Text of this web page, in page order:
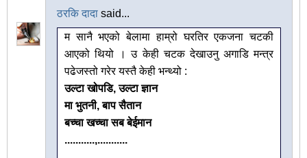
ठरकि दादा said...
म सानै भएको बेलामा हाम्रो घरतिर एकजना चटकी
आएको थियो । उ केही चटक देखाउनु अगाडि मन्त्र
पढेजस्तो गरेर यस्तै केही भन्थ्यो :
उल्टा खोपडि, उल्टा ज्ञान
मा भुतनी, बाप सैतान
बच्चा खच्चा सब बेईमान
...........,...........